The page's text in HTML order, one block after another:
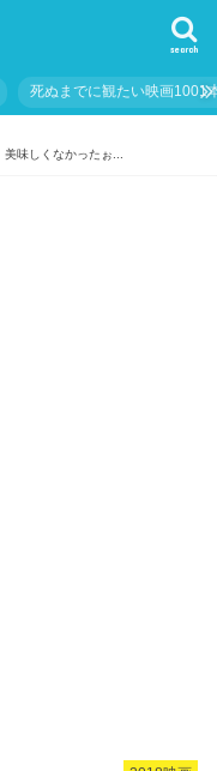
search
死ぬまでに観たい映画1001
味しくなかったぉ...